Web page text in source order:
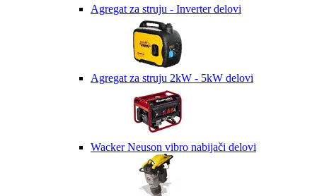
Agregat za struju - Inverter delovi
Agregat za struju 2kW - 5kW delovi
Wacker Neuson vibro nabijači delovi